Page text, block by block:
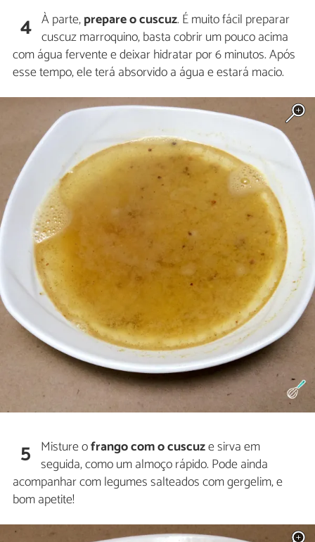
4 À parte,prepare o cuscuz. É muito fácil preparar
cuscuz marroquino, basta cobrir um pouco acima
com água fervente e deixar hidratar por 6 minutos. Após
esse tempo, ele terá absorvido a água e estará macio.
5 Misture ofrango com o cuscuze sirva em
seguida, como um almoço rápido. Pode ainda
acompanhar com legumes salteados com gergelim, e
bom apetite!